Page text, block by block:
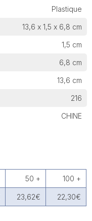
Plastique
13,6 x 1,5 x 6,8 cm
1,5 cm
6,8 cm
13,6 cm
216
CHINE
50 + 100 +
23,62€ 22,30€